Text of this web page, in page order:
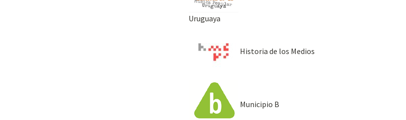
Uruguaya
Historia de los Medios
Municipio B